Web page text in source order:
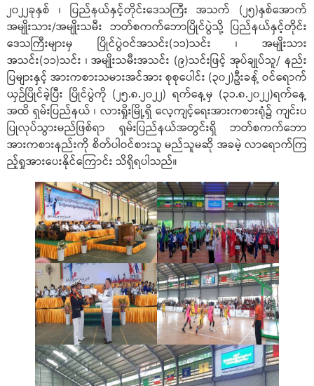
၂၀၂၂ခုနှစ် ၊ ပြည်နယ်နှင့်တိုင်းဒေသကြီး အသက် (၂၅)နှစ်အောက်
အမျိုးသား/အမျိုးသမီး ဘတ်စကက်ဘောပြိုင်ပွဲသို့ ပြည်နယ်နှင့်တိုင်း
ဒေသကြီးများမှ ပြိုင်ပွဲဝင်အသင်း(၁၁)သင်း ၊ အမျိုးသား
အသင်း(၁၁)သင်း ၊ အမျိုးသမီးအသင်း (၉)သင်းဖြင့် အုပ်ချုပ်သူ/ နည်း
ပြများနှင့် အားကစားသမားအင်အား စုစုပေါင်း (၃၀၂)ဦးခန့် ဝင်ရောက်
ယှဉ်ပြိုင်ခဲ့ပြီး ပြိုင်ပွဲကို (၂၅.၈.၂၀၂၂) ရက်နေ့မှ (၃၁.၈.၂၀၂၂)ရက်နေ့
အထိ ရှမ်းပြည်နယ် ၊ လားရှိုးမြို့ရှိ လေ့ကျင့်ရေးအားကစားရုံ၌ ကျင်းပ
ပြုလုပ်သွားမည်ဖြစ်ရာ ရှမ်းပြည်နယ်အတွင်းရှိ ဘတ်စကက်ဘော
အားကစားနည်းကို စိတ်ပါဝင်စားသူ မည်သူမဆို အခမဲ့ လာရောက်ကြ
ည့်ရှုအားပေးနိုင်ကြောင်း သိရှိရပါသည်။